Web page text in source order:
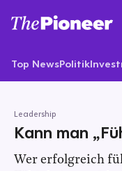
Top NewsPolitik
Leadership
Kann man
Wer erfolgreich